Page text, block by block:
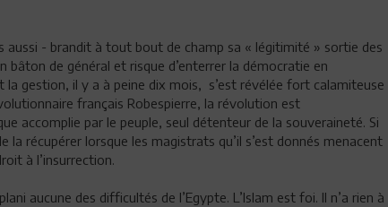
- brandit à tout bout de champ sa « légitimité » sortie des
bâton de général et risque d’enterrer la démocratie en
gestion, il y a à peine dix mois, s’est révélée fort calamiteuse
français Robespierre, la révolution est
accomplie par le peuple, seul détenteur de la souveraineté. Si
la récupérer lorsque les magistrats qu’il s’est donnés menacent
à l’insurrection.
aucune des difficultés de l’Egypte. L’Islam est foi. Il n’a rien à